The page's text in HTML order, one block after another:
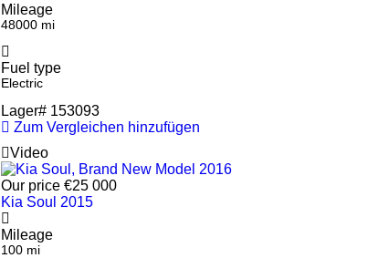
Mileage
48000 mi
Fuel type
Electric
Lager# 153093
Zum Vergleichen hinzufügen
Video
Our price €25 000
Kia Soul 2015
Mileage
100 mi